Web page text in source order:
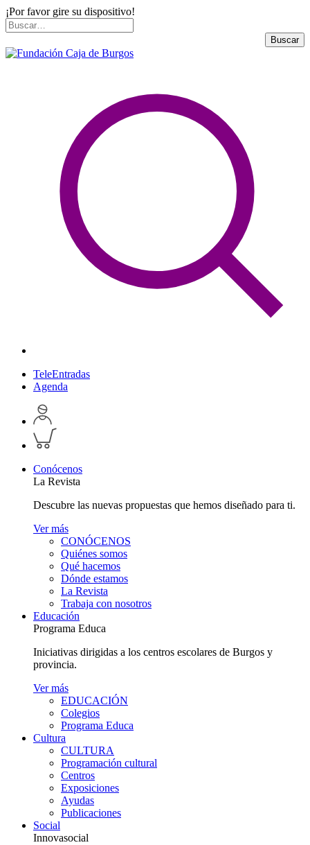
¡Por favor gire su dispositivo!
Skip
to
content
Buscar
por:
Buscar
TeleEntradas
Agenda
Acceder
a
perfil
personal
Inspeccionar
carrito
Conócenos
La Revista
Descubre las nuevas propuestas que hemos diseñado para ti.
Ver más
CONÓCENOS
Quiénes somos
Qué hacemos
Dónde estamos
La Revista
Trabaja con nosotros
Educación
Programa Educa
Iniciativas dirigidas a los centros escolares de Burgos y
provincia.
Ver más
EDUCACIÓN
Colegios
Programa Educa
Cultura
CULTURA
Programación cultural
Centros
Exposiciones
Ayudas
Publicaciones
Social
Innovasocial